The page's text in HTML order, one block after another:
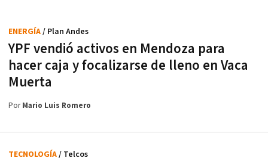
YPF vendió activos en Mendoza para
hacer caja y focalizarse de lleno en Vaca
Muerta
ENERGÍA/ Plan Andes
PorMario Luis Romero
TECNOLOGÍA/ Telcos